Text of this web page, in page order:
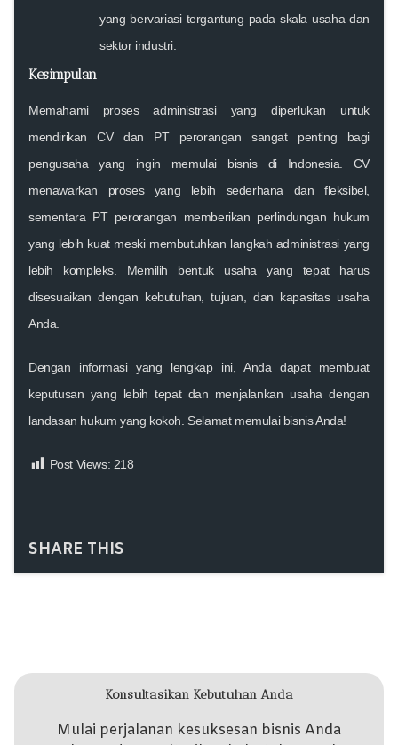
yang bervariasi tergantung pada skala usaha dan
sektor industri.
Kesimpulan
Memahami proses administrasi yang diperlukan untuk
mendirikan CV dan PT perorangan sangat penting bagi
pengusaha yang ingin memulai bisnis di Indonesia. CV
menawarkan proses yang lebih sederhana dan fleksibel,
sementara PT perorangan memberikan perlindungan hukum
yang lebih kuat meski membutuhkan langkah administrasi yang
lebih kompleks. Memilih bentuk usaha yang tepat harus
disesuaikan dengan kebutuhan, tujuan, dan kapasitas usaha
Anda.
Dengan informasi yang lengkap ini, Anda dapat membuat
keputusan yang lebih tepat dan menjalankan usaha dengan
landasan hukum yang kokoh. Selamat memulai bisnis Anda!
Post Views: 218
SHARE THIS
Konsultasikan Kebutuhan Anda
Mulai perjalanan kesuksesan bisnis Anda